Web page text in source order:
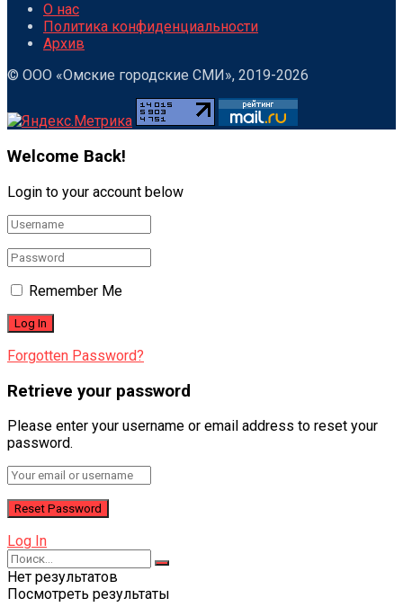
О нас
Политика конфиденциальности
Архив
© ООО «Омские городские СМИ», 2019-2026
Welcome Back!
Login to your account below
Remember Me
Forgotten Password?
Retrieve your password
Please enter your username or email address to reset your
password.
Log In
Нет результатов
Посмотреть результаты